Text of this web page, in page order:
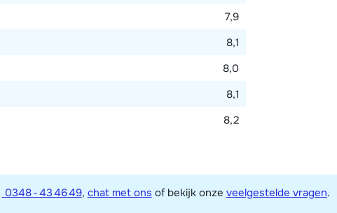
7,9
8,1
8,0
8,1
8,2
0348 - 43 46 49, chat met ons of bekijk onze veelgestelde vragen.